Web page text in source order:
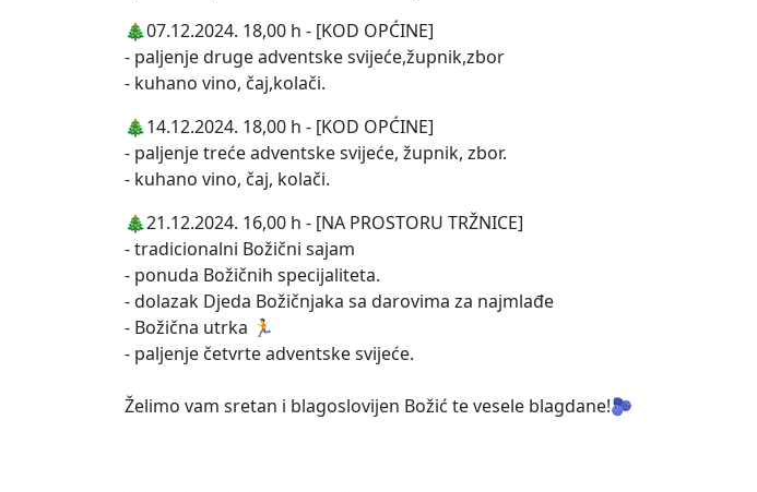
🎄07.12.2024. 18,00 h - [KOD OPĆINE]
- paljenje druge adventske svijeće,župnik,zbor
- kuhano vino, čaj,kolači.
🎄14.12.2024. 18,00 h - [KOD OPĆINE]
- paljenje treće adventske svijeće, župnik, zbor.
- kuhano vino, čaj, kolači.
🎄21.12.2024. 16,00 h - [NA PROSTORU TRŽNICE]
- tradicionalni Božični sajam
- ponuda Božičnih specijaliteta.
- dolazak Djeda Božičnjaka sa darovima za najmlađe
- Božična utrka 🏃
- paljenje četvrte adventske svijeće.
Želimo vam sretan i blagoslovijen Božić te vesele blagdane!🫐